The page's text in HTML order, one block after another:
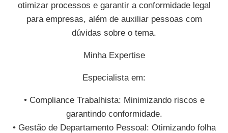
otimizar processos e garantir a conformidade legal
para empresas, além de auxiliar pessoas com
dúvidas sobre o tema.
Minha Expertise
Especialista em:
• Compliance Trabalhista: Minimizando riscos e
garantindo conformidade.
• Gestão de Departamento Pessoal: Otimizando folha